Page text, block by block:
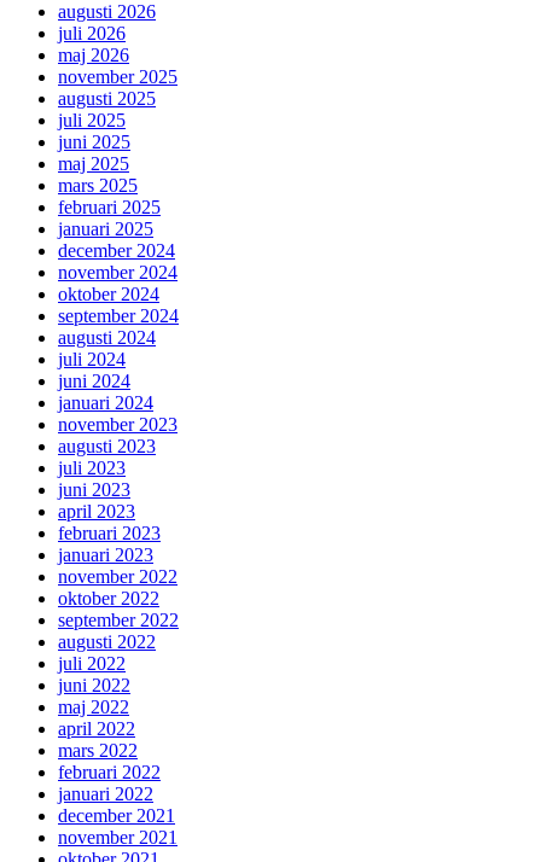
augusti 2026
juli 2026
maj 2026
november 2025
augusti 2025
juli 2025
juni 2025
maj 2025
mars 2025
februari 2025
januari 2025
december 2024
november 2024
oktober 2024
september 2024
augusti 2024
juli 2024
juni 2024
januari 2024
november 2023
augusti 2023
juli 2023
juni 2023
april 2023
februari 2023
januari 2023
november 2022
oktober 2022
september 2022
augusti 2022
juli 2022
juni 2022
maj 2022
april 2022
mars 2022
februari 2022
januari 2022
december 2021
november 2021